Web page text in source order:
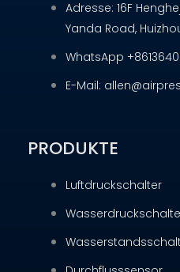
Adresse: 16F
Yanda Road,
WhatsApp
E-Mail:
PRODUKTE
Luftdruckschalter